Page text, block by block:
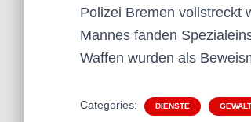
Polizei Bremen vollstreckt
Mannes fanden
Waffen wurden als
Categories: DIENSTE GEWALT